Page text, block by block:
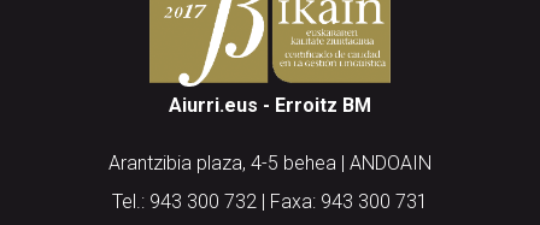
Aiurri.eus - Erroitz BM
Arantzibia plaza, 4-5 behea | ANDOAIN
Tel.: 943 300 732 | Faxa: 943 300 731